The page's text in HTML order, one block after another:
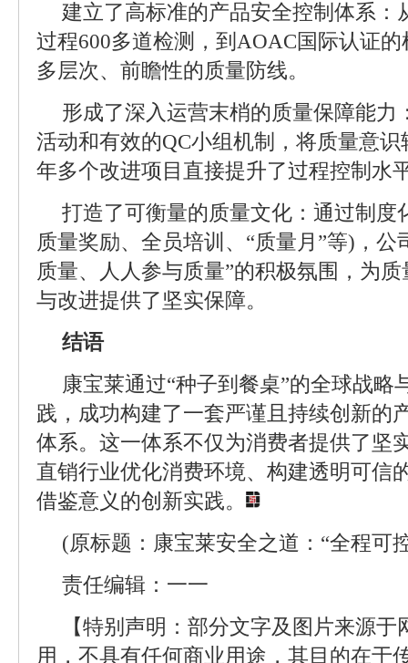
建立了高标准的产品安全控制体系：
过程600多道检测，到AOAC国际认证
多层次、前瞻性的质量防线。
形成了深入运营末梢的质量保障能力
活动和有效的QC小组机制，将质量意
年多个改进项目直接提升了过程控制水
打造了可衡量的质量文化：通过制度
质量奖励、全员培训、“质量月”等)，公
质量、人人参与质量”的积极氛围，为
与改进提供了坚实保障。
结语
康宝莱通过“种子到餐桌”的全球战略
践，成功构建了一套严谨且持续创新的
体系。这一体系不仅为消费者提供了坚
直销行业优化消费环境、构建透明可信
借鉴意义的创新实践。
(原标题：康宝莱安全之道：“全程可
责任编辑：一一
【特别声明：部分文字及图片来源
用，不具有任何商业用途，其目的在于